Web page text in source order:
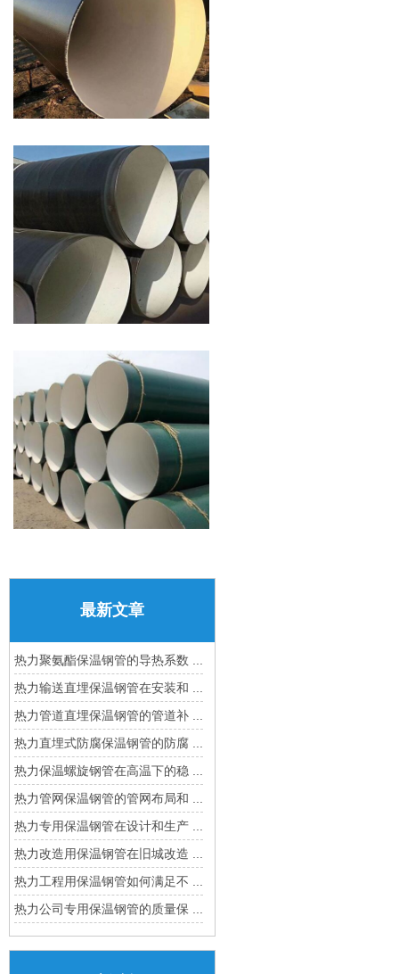
最新文章
热力聚氨酯保温钢管的导热系数 ...
热力输送直埋保温钢管在安装和 ...
热力管道直埋保温钢管的管道补 ...
热力直埋式防腐保温钢管的防腐 ...
热力保温螺旋钢管在高温下的稳 ...
热力管网保温钢管的管网布局和 ...
热力专用保温钢管在设计和生产 ...
热力改造用保温钢管在旧城改造 ...
热力工程用保温钢管如何满足不 ...
热力公司专用保温钢管的质量保 ...